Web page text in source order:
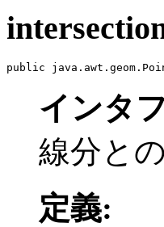
public
インタ
線分と
定義: